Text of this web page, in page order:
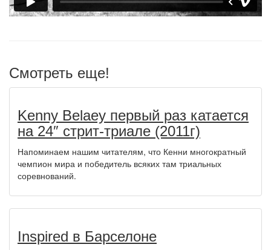
Смотреть еще!
Kenny Belaey первый раз катается
на 24″ стрит-триале (2011г)
Напоминаем нашим читателям, что Кенни многократный
чемпион мира и победитель всяких там триальных
соревнований.
Inspired в Барселоне